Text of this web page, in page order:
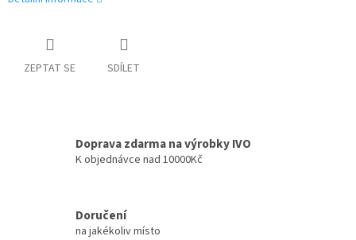
ZEPTAT SE SDÍLET
Doprava zdarma na výrobky IVO
K objednávce nad 10000Kč
Doručení
na jakékoliv místo